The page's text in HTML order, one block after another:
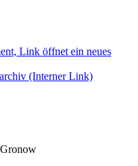
Link öffnet ein neues
(Interner Link)